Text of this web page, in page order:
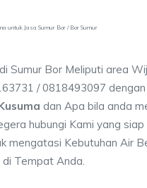
untuk Jasa Sumur Bor / Bor Sumur
Sumur Bor Meliputi area
/ 0818493097
dan Apa bila anda
hubungi Kami yang
mengatasi Kebutuhan Air
Tempat Anda.